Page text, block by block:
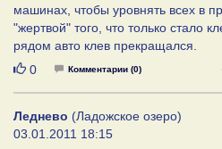
машинах, чтобы уровнять всех в
"жертвой" того, что только стало
рядом авто клев прекращался.
Нравится
0 Комментарии (0)
Леднево (Ладожское озеро)
03.01.2011 18:15